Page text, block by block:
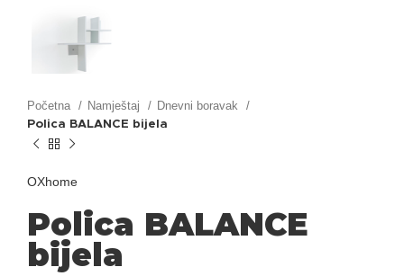
Početna Namještaj Dnevni boravak
Polica BALANCE bijela
OXhome
Polica BALANCE
bijela